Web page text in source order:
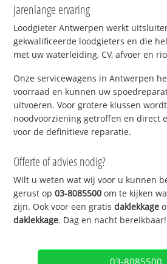
Jarenlange ervaring
Loodgieter Antwerpen werkt
gekwalificeerde loodgieters en die
met uw waterleiding, CV, afvoer en
Onze servicewagens in Antwerpen
voorraad en kunnen uw
uitvoeren. Voor grotere klussen
noodvoorziening getroffen en direct
voor de definitieve reparatie.
Offerte of advies nodig?
Wilt u weten wat wij voor u kunnen
gerust op03-8085500 om te kijken
zijn. Ook voor een gratisdaklekkage
daklekkage. Dag en nacht bereikbaar!